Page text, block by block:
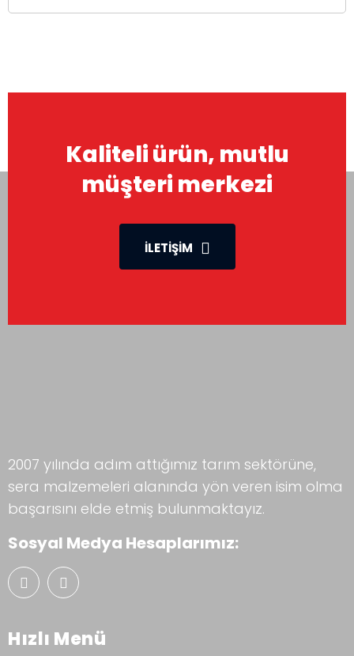
Kaliteli ürün, mutlu
müşteri merkezi
İLETIŞIM
2007 yılında adım attığımız tarım sektörüne,
sera malzemeleri alanında yön veren isim olma
başarısını elde etmiş bulunmaktayız.
Sosyal Medya Hesaplarımız:
Hızlı Menü